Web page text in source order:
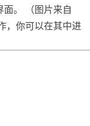
。 （图片来自
，你可以在其中进